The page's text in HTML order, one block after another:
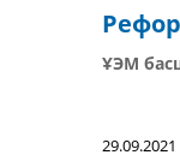
ҰЭМ
29.09.2021